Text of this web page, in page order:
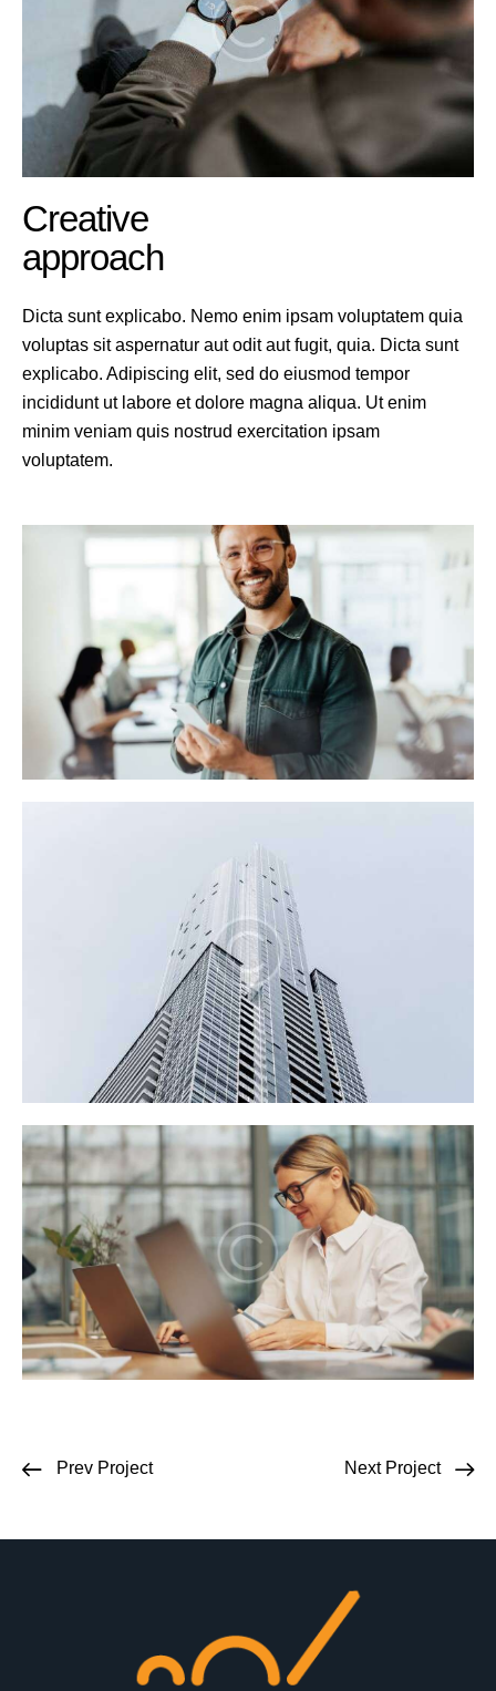
Creative
approach
Dicta sunt explicabo. Nemo enim ipsam voluptatem quia
voluptas sit aspernatur aut odit aut fugit, quia. Dicta sunt
explicabo. Adipiscing elit, sed do eiusmod tempor
incididunt ut labore et dolore magna aliqua. Ut enim
minim veniam quis nostrud exercitation ipsam
voluptatem.
Prev Project Next Project